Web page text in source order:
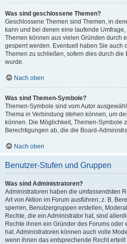
Was sind geschlossene Themen?
Geschlossene Themen sind Themen, in
kann und bei denen eine laufende
Themen können aus vielen Gründen durch
gesperrt werden. Eventuell haben Sie auch
Themen zu schließen, sofern dies durch die
wurde.
Nach oben
Was sind Themen-Symbole?
Themen-Symbole sind vom Autor
Thema in Verbindung stehen können, um
können. Die Möglichkeit, Themen-Symbole
Berechtigungen ab, die die Board-
Nach oben
Benutzer-Stufen und Gruppen
Was sind Administratoren?
Administratoren haben die umfassendsten
Art von Aktion im Forum ausführen; z. B.
sperren, Benutzergruppen erstellen,
Rechte, die ein Administrator hat, sind
Rechte ihnen ein Gründer des Forums oder
hat. Administratoren können auch volle
wenn ihnen das entsprechende Recht erteilt